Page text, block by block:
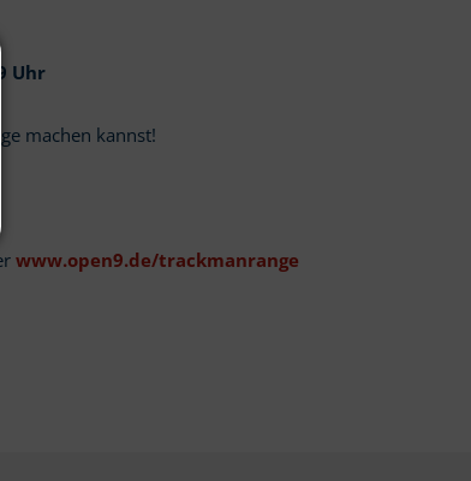
Uhr
machen kannst!
www.open9.de/trackmanrange